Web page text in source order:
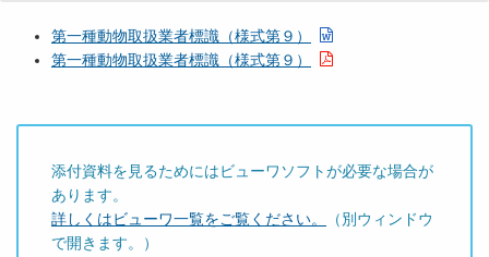
第一種動物取扱業者標識（様式第９）
第一種動物取扱業者標識（様式第９）
添付資料を見るためにはビューワソフトが必要な場合が
あります。
詳しくはビューワ一覧をご覧ください。
（別ウィンドウ
で開きます。）